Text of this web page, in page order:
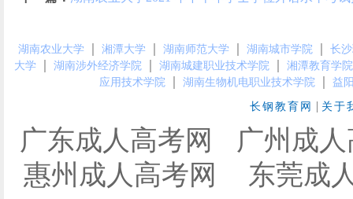
湖南农业大学 湘潭大学 湖南师范大学 湖南城市学院
长
大学
湖南涉外经济学院 湖南城建职业技术学院
湘潭教育学院
应用技术学院
湖南生物机电职业技术学院 益
长钢教育网 | 关于
广东成人高考网
广州成
惠州成人高考网
东莞成